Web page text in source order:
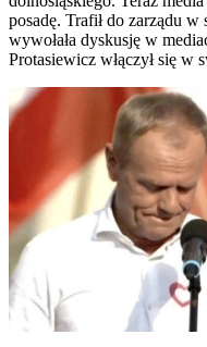
posadę. Trafił do zarządu
wywołała dyskusję w
Protasiewicz włączył się